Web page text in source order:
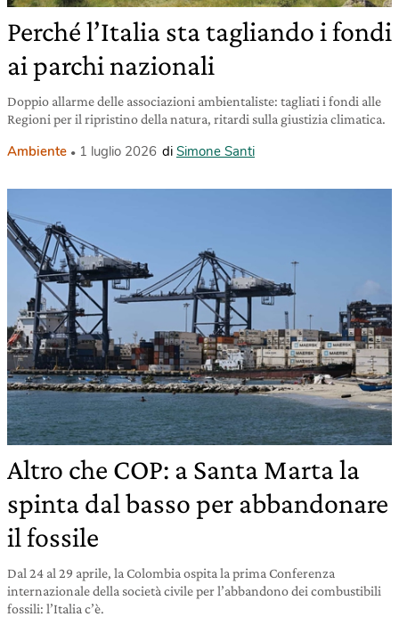
Perché l’Italia sta tagliando i fondi
ai parchi nazionali
Doppio allarme delle associazioni ambientaliste: tagliati i fondi alle
Regioni per il ripristino della natura, ritardi sulla giustizia climatica.
Ambiente 1 luglio 2026 di Simone Santi
Altro che COP: a Santa Marta la
spinta dal basso per abbandonare
il fossile
Dal 24 al 29 aprile, la Colombia ospita la prima Conferenza
internazionale della società civile per l’abbandono dei combustibili
fossili: l’Italia c’è.